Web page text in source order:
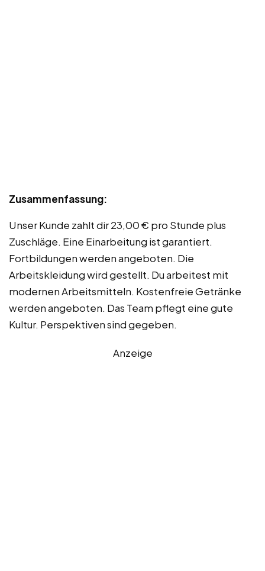
Zusammenfassung:
Unser Kunde zahlt dir 23,00 € pro Stunde plus
Zuschläge. Eine Einarbeitung ist garantiert.
Fortbildungen werden angeboten. Die
Arbeitskleidung wird gestellt. Du arbeitest mit
modernen Arbeitsmitteln. Kostenfreie Getränke
werden angeboten. Das Team pflegt eine gute
Kultur. Perspektiven sind gegeben.
Anzeige